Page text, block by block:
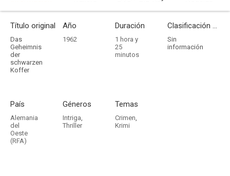
Título original
Das
Geheimnis
der
schwarzen
Koffer
Año
1962
Duración
1 hora y
25
minutos
Clasificación por edades
Sin
información
País
Alemania
del
Oeste
(RFA)
Géneros
Intriga,
Thriller
Temas
Crimen,
Krimi